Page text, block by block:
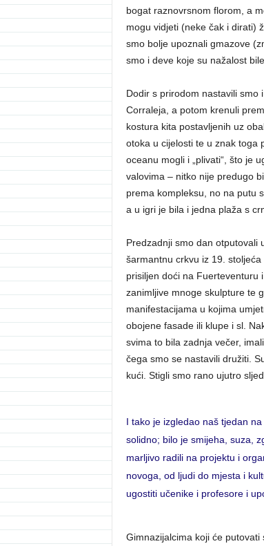
bogat raznovrsnom florom, a
mogu vidjeti (neke čak i dirati)
smo bolje upoznali gmazove
smo i deve koje su nažalost
Dodir s prirodom nastavili smo
Corraleja, a potom krenuli
kostura kita postavljenih uz
otoka u cijelosti te u znak toga
oceanu mogli i „plivati“, što je
valovima – nitko nije predugo
prema kompleksu, no na putu
a u igri je bila i jedna plaža s
Predzadnji smo dan otputovali
šarmantnu crkvu iz 19.
prisiljen doći na Fuerteventuru
zanimljive mnoge skulpture te
manifestacijama u kojima
obojene fasade ili klupe i sl.
svima to bila zadnja večer,
čega smo se nastavili družiti.
kući. Stigli smo rano ujutro
I tako je izgledao naš tjedan
solidno; bilo je smijeha, suza,
marljivo radili na projektu i
novoga, od ljudi do mjesta i
ugostiti učenike i profesore i
Gimnazijalcima koji će